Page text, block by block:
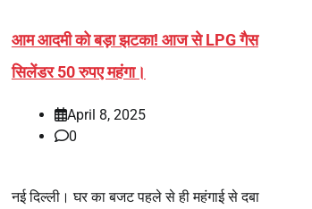
आम आदमी को बड़ा झटका! आज से LPG गैस
सिलेंडर 50 रुपए महंगा।
April 8, 2025
0
नई दिल्ली। घर का बजट पहले से ही महंगाई से दबा